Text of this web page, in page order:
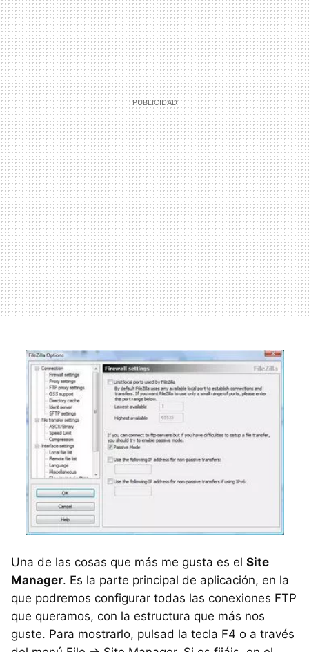
Una de las cosas que más me gusta es el Site
Manager. Es la parte principal de aplicación, en la
que podremos configurar todas las conexiones FTP
que queramos, con la estructura que más nos
guste. Para mostrarlo, pulsad la tecla F4 o a través